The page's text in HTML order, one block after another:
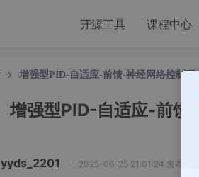
开源工具 课程中心
增强型PID-自适应-前馈-神经网络控制研
增强型PID-自适应-前馈
yyds_2201 · 2025-06-25 21:01:24 发布